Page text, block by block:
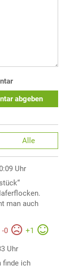
abgeben
Alle
Uhr
man auch
-0 +1
Uhr
finde ich